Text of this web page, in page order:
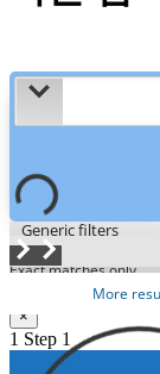
More
Generic filters
Exact matches only
온라인 문의
×
1 Step 1